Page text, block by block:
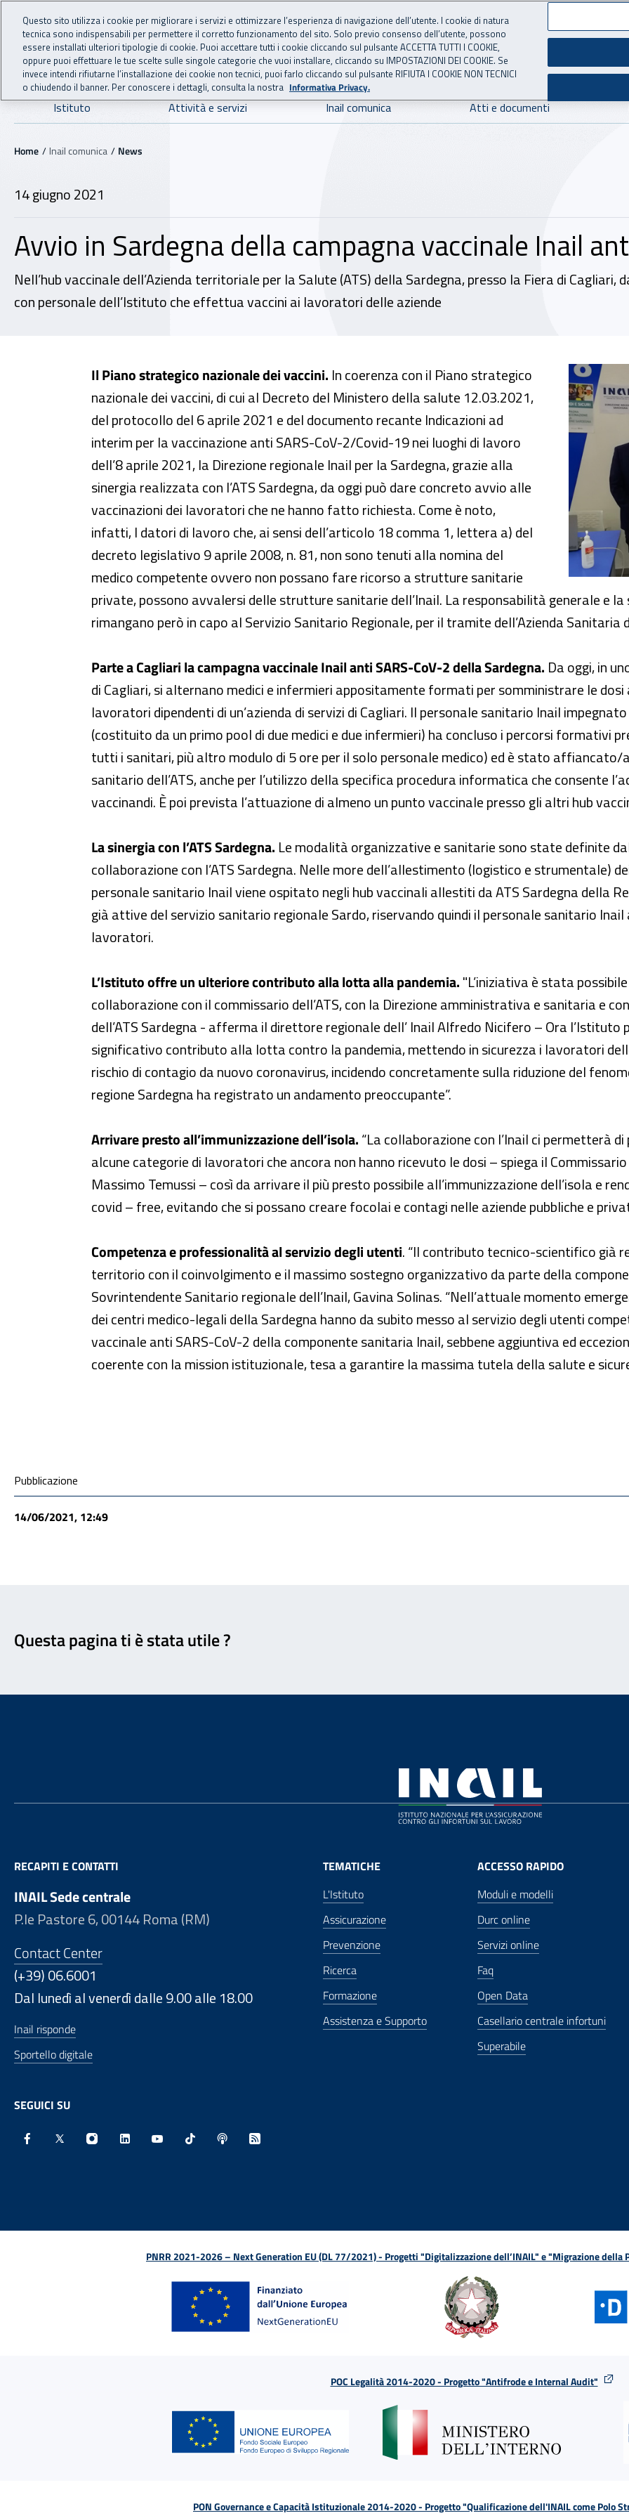
Vai al menu principale
Vai al contenuto principale
INAIL - Istituto Nazionale per l'Assicurazione
Navigazione principale
Istituto Attività e servizi Inail comunica Atti e documenti
Navigazione - Ti trovi in:
Home Inail comunica News
14 giugno 2021
Avvio in Sardegna della campagna vaccinale Inail
Nell’hub vaccinale dell’Azienda territoriale per la Salute (ATS) della Sardegna, presso la Fiera di
con personale dell’Istituto che effettua vaccini ai lavoratori delle aziende
Avvio in Sardegna della campagna vaccinale Inail anti SARS-CoV-2
Il Piano strategico nazionale dei vaccini. In coerenza con il Piano strategico
nazionale dei vaccini, di cui al Decreto del Ministero della salute 12.03.2021,
del protocollo del 6 aprile 2021 e del documento recante Indicazioni ad
interim per la vaccinazione anti SARS-CoV-2/Covid-19 nei luoghi di lavoro
dell’8 aprile 2021, la Direzione regionale Inail per la Sardegna, grazie alla
sinergia realizzata con l’ATS Sardegna, da oggi può dare concreto avvio alle
vaccinazioni dei lavoratori che ne hanno fatto richiesta. Come è noto,
infatti, I datori di lavoro che, ai sensi dell’articolo 18 comma 1, lettera a) del
decreto legislativo 9 aprile 2008, n. 81, non sono tenuti alla nomina del
medico competente ovvero non possano fare ricorso a strutture sanitarie
private, possono avvalersi delle strutture sanitarie dell’Inail. La responsabilità generale e la
rimangano però in capo al Servizio Sanitario Regionale, per il tramite dell’Azienda Sanitaria
Parte a Cagliari la campagna vaccinale Inail anti SARS-CoV-2 della Sardegna. Da oggi, in
di Cagliari, si alternano medici e infermieri appositamente formati per somministrare le dosi
lavoratori dipendenti di un’azienda di servizi di Cagliari. Il personale sanitario Inail
(costituito da un primo pool di due medici e due infermieri) ha concluso i percorsi formativi
tutti i sanitari, più altro modulo di 5 ore per il solo personale medico) ed è stato affiancato/
sanitario dell’ATS, anche per l’utilizzo della specifica procedura informatica che consente
vaccinandi. È poi prevista l’attuazione di almeno un punto vaccinale presso gli altri hub
La sinergia con l’ATS Sardegna. Le modalità organizzative e sanitarie sono state definite
collaborazione con l’ATS Sardegna. Nelle more dell’allestimento (logistico e strumentale)
personale sanitario Inail viene ospitato negli hub vaccinali allestiti da ATS Sardegna della
già attive del servizio sanitario regionale Sardo, riservando quindi il personale sanitario
lavoratori.
L’Istituto offre un ulteriore contributo alla lotta alla pandemia."L’iniziativa è stata
collaborazione con il commissario dell’ATS, con la Direzione amministrativa e sanitaria e
dell’ATS Sardegna - afferma il direttore regionale dell’ Inail Alfredo Nicifero – Ora l’Istituto
significativo contributo alla lotta contro la pandemia, mettendo in sicurezza i lavoratori
rischio di contagio da nuovo coronavirus, incidendo concretamente sulla riduzione del
regione Sardegna ha registrato un andamento preoccupante”.
Arrivare presto all’immunizzazione dell’isola.“La collaborazione con l’Inail ci permetterà
alcune categorie di lavoratori che ancora non hanno ricevuto le dosi – spiega il
Massimo Temussi – così da arrivare il più presto possibile all’immunizzazione dell’isola e
covid – free, evitando che si possano creare focolai e contagi nelle aziende pubbliche e
Competenza e professionalità al servizio degli utenti. “Il contributo tecnico-scientifico già
territorio con il coinvolgimento e il massimo sostegno organizzativo da parte della
Sovrintendente Sanitario regionale dell’Inail, Gavina Solinas. “Nell’attuale momento
dei centri medico-legali della Sardegna hanno da subito messo al servizio degli utenti
vaccinale anti SARS-CoV-2 della componente sanitaria Inail, sebbene aggiuntiva ed
coerente con la mission istituzionale, tesa a garantire la massima tutela della salute e
Condivisione social
Pubblicazione
14/06/2021, 12:49
Questa pagina ti è stata utile ?
RECAPITI E CONTATTI
INAIL Sede centrale
P.le Pastore 6, 00144 Roma (RM)
Contact Center
(+39) 06.6001
Dal lunedì al venerdì dalle 9.00 alle 18.00
Inail risponde
Sportello digitale
SEGUICI SU
TEMATICHE
L'Istituto
Assicurazione
Prevenzione
Ricerca
Formazione
Assistenza e Supporto
ACCESSO RAPIDO
Moduli e modelli
Durc online
Servizi online
Faq
Open Data
Casellario centrale infortuni
Superabile
PNRR 2021-2026 – Next Generation EU (DL 77/2021) - Progetti "Digitalizzazione dell’INAIL" e "Migrazione della
POC Legalità 2014-2020 - Progetto "Antifrode e Internal Audit"
PON Governance e Capacità Istituzionale 2014-2020 - Progetto "Qualificazione dell'INAIL come Polo
Questo sito utilizza i cookie per migliorare i servizi e ottimizzare l’esperienza di navigazione dell’utente. I cookie di natura
tecnica sono indispensabili per permettere il corretto funzionamento del sito. Solo previo consenso dell’utente, possono
essere installati ulteriori tipologie di cookie. Puoi accettare tutti i cookie cliccando sul pulsante ACCETTA TUTTI I COOKIE,
oppure puoi effettuare le tue scelte sulle singole categorie che vuoi installare, cliccando su IMPOSTAZIONI DEI COOKIE. Se
invece intendi rifiutarne l’installazione dei cookie non tecnici, puoi farlo cliccando sul pulsante RIFIUTA I COOKIE NON TECNICI
o chiudendo il banner. Per conoscere i dettagli, consulta la nostra Informativa Privacy.